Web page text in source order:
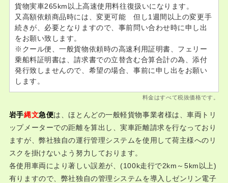
貨物実車265km以上高速使用料往復扱いになります。
又高額依頼商品時には、変更可能 但し1週間以上の変更手
続きが、必要となりますので、事前問い合わせ時に申し出
をお願い致します。
※クール便、一般貨物依頼時の高速利用証明書、フェリー
乗船料証明書は、請求書での立替含む合算合計の為、添付
発行致しませんので、希望の場合、事前に申し出をお願い
します。
料金はすべて税抜価格です。
岩手縄文急便は、ほとんどの一般軽貨物事業者様は、車両トリ
ップメーターでの距離を算出し、実車距離請求を行なっており
ますが、弊社独自の運行管理システムを使用して荷主様へのリ
スクを掛けないよう努力しております。
各使用車両により著しい誤差が、(100k走行で2km～5km以上)
有りますので、弊社独自の管理システムを導入しゼンリン電子